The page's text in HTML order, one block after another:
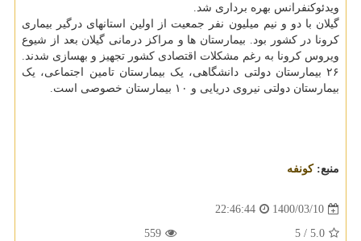
ویدئوکنفرانس بهره برداری شد.
گیلان با دو و نیم میلیون نفر جمعیت از اولین استانهای درگیر بیماری
کرونا در کشور بود. بیمارستان ها و مراکز درمانی گیلان بعد از شیوع
ویروس کرونا به رغم مشکلات اقتصادی کشور تجهیز و بهسازی شدند.
۲۶ بیمارستان دولتی دانشگاهی، یک بیمارستان تامین اجتماعی، یک
بیمارستان دولتی نیروی دریایی و ۱۰ بیمارستان خصوصی است.
منبع:كونفه
1400/03/10
22:46:44
5.0
/ 5
559